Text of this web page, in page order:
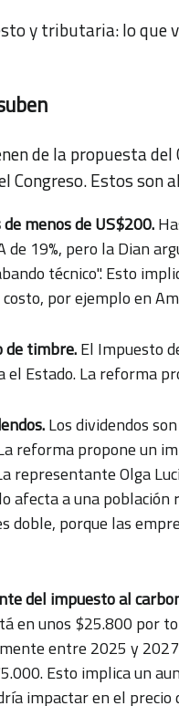
y tributaria: lo que
de la propuesta
Estos son
menos de US$200.
de 19%, pero la Dian
técnico". Esto
por ejemplo en
de timbre.El Impuesto
Estado. La reforma
Los dividendos
reforma propone un
representante Olga
afecta a una
doble, porque las
del impuesto al
en unos $25.800 por
entre 2025 y
Esto implica un
impactar en el